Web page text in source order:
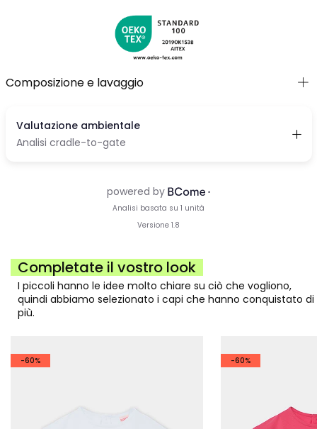
Composizione e lavaggio
Completate il vostro look
I piccoli hanno le idee molto chiare su ciò che vogliono,
quindi abbiamo selezionato i capi che hanno conquistato di
più.
-60% -60%